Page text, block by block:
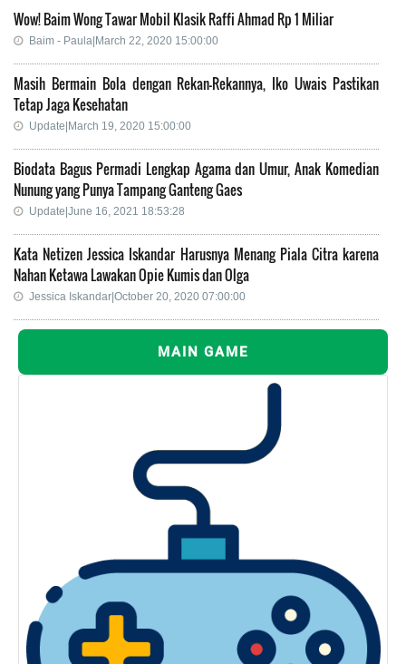
Wow! Baim Wong Tawar Mobil Klasik Raffi Ahmad Rp 1 Miliar
Baim - Paula|March 22, 2020 15:00:00
Masih Bermain Bola dengan Rekan-Rekannya, Iko Uwais Pastikan
Tetap Jaga Kesehatan
Update|March 19, 2020 15:00:00
Biodata Bagus Permadi Lengkap Agama dan Umur, Anak Komedian
Nunung yang Punya Tampang Ganteng Gaes
Update|June 16, 2021 18:53:28
Kata Netizen Jessica Iskandar Harusnya Menang Piala Citra karena
Nahan Ketawa Lawakan Opie Kumis dan Olga
Jessica Iskandar|October 20, 2020 07:00:00
MAIN GAME